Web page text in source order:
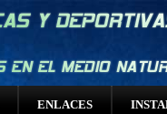
ENLACES